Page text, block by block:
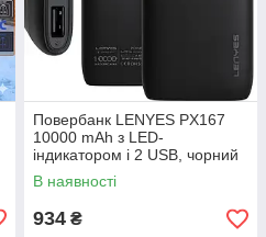
Повербанк LENYES PX167
10000 mAh з LED-
індикатором і 2 USB, чорний
В наявності
934 ₴